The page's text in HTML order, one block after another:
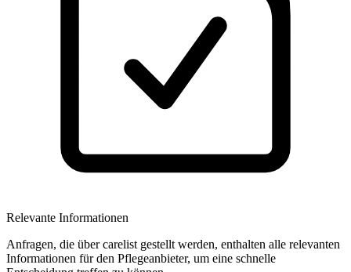
Relevante Informationen
Anfragen, die über carelist gestellt werden, enthalten alle relevanten
Informationen für den Pflegeanbieter, um eine schnelle